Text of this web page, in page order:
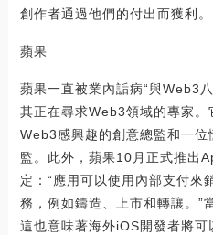
創作者通過他們的付出而獲利。
蘋果
蘋果一直被業內詬病“與Web3
其正在尋求Web3領域的專家。
Web3感興趣的創意總監和一
監。此外，蘋果10月正式推出
定：“應用可以使用內部支付來
務，例如鑄造、上市和轉讓。”
這也意味著海外iOS開發者將